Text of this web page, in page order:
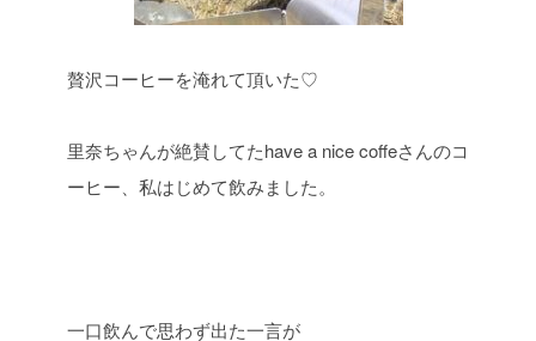
贅沢コーヒーを淹れて頂いた♡
里奈ちゃんが絶賛してたhave a nice coffeさんのコ
ーヒー、私はじめて飲みました。
一口飲んで思わず出た一言が